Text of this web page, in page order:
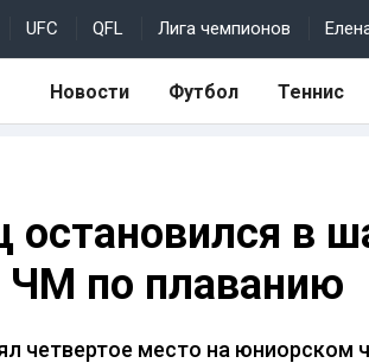
UFC QFL Лига чемпионов
Новости Футбол Теннис
остановился в
ЧМ по плаванию
четвертое место на юниорском